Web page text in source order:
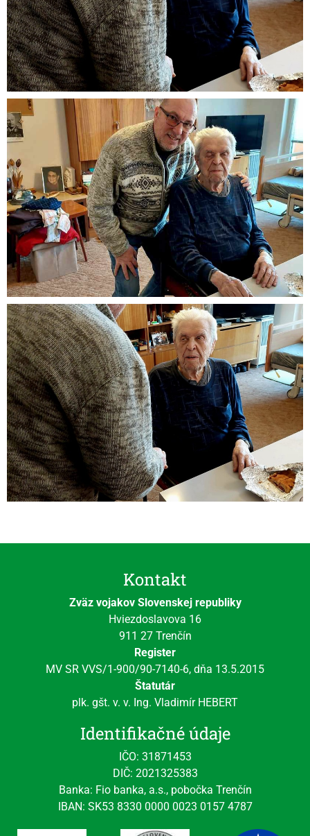
Kontakt
Zväz vojakov Slovenskej republiky
Hviezdoslavova 16
911 27 Trenčín
Register
MV SR VVS/1-900/90-7140-6, dňa 13.5.2015
Štatutár
plk. gšt. v. v. Ing. Vladimír HEBERT
Identifikačné údaje
IČO: 31871453
DIČ: 2021325383
Banka: Fio banka, a.s., pobočka Trenčín
IBAN: SK53 8330 0000 0023 0157 4787